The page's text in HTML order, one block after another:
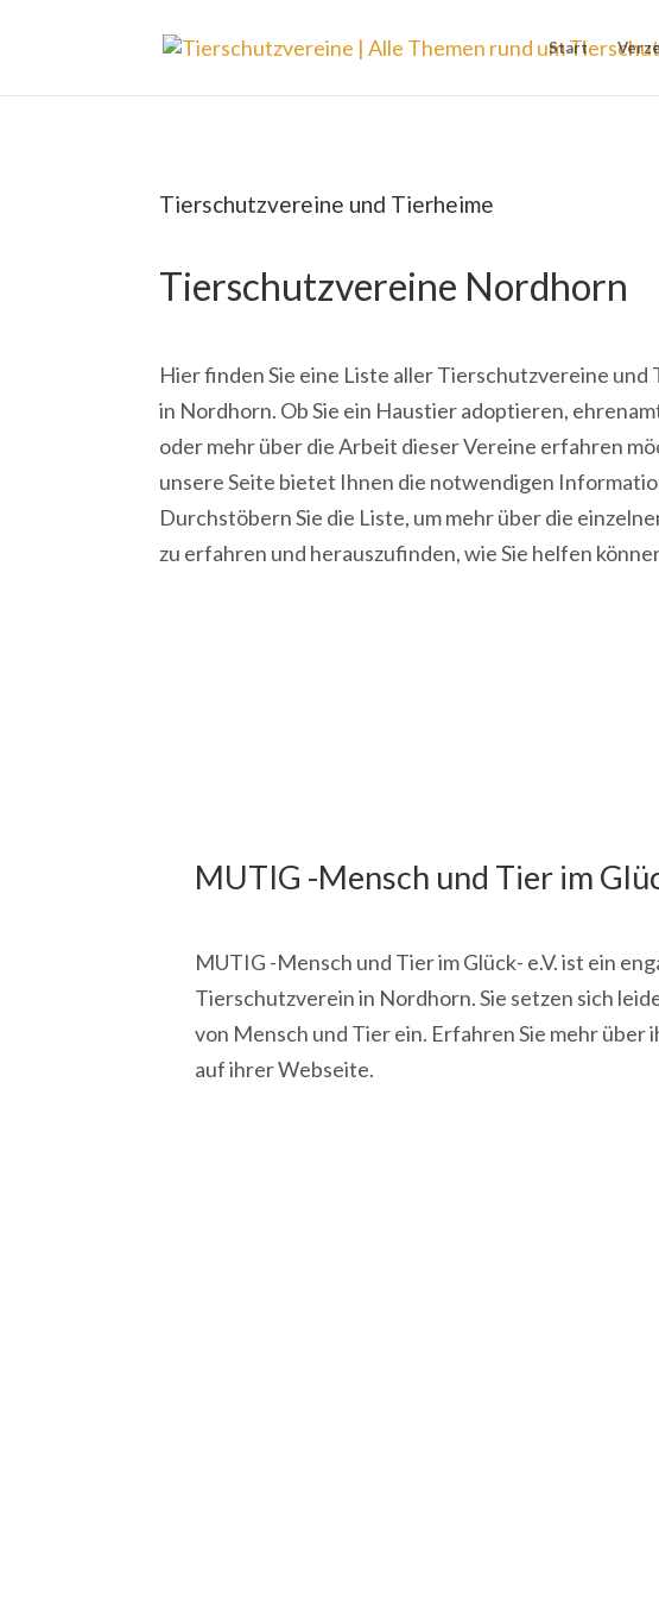
Start
Tierschutzvereine und Tierheime
Tierschutzvereine Nordhorn
Hier finden Sie eine Liste aller Tierschutzvereine und
in Nordhorn. Ob Sie ein Haustier adoptieren,
oder mehr über die Arbeit dieser Vereine erfahren
unsere Seite bietet Ihnen die notwendigen
Durchstöbern Sie die Liste, um mehr über die
zu erfahren und herauszufinden, wie Sie helfen
MUTIG -Mensch und Tier im
MUTIG -Mensch und Tier im Glück- e.V. ist ein
Tierschutzverein in Nordhorn. Sie setzen sich
von Mensch und Tier ein. Erfahren Sie mehr über
auf ihrer Webseite.